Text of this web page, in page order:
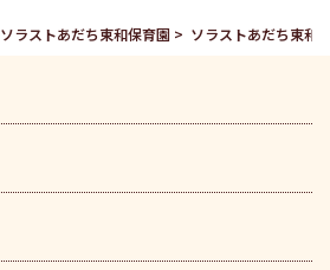
ソラストあだち東和保育園 ソラストあだち東和